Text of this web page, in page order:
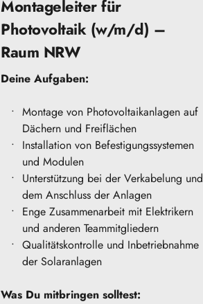
Montageleiter für
Photovoltaik (w/m/d) –
Raum NRW
Deine Aufgaben:
Montage von Photovoltaikanlagen auf
Dächern und Freiflächen
Installation von Befestigungssystemen
und Modulen
Unterstützung bei der Verkabelung und
dem Anschluss der Anlagen
Enge Zusammenarbeit mit Elektrikern
und anderen Teammitgliedern
Qualitätskontrolle und Inbetriebnahme
der Solaranlagen
Was Du mitbringen solltest: